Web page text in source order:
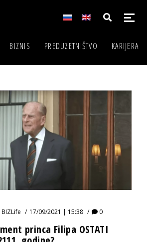
BIZNIS PREDUZETNIŠTVO KARIJERA
BIZLife 17/09/2021 | 15:38 0
princa Filipa OSTATI